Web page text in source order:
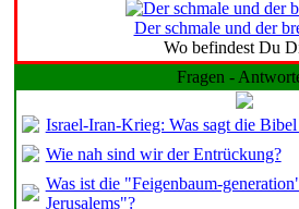
Der schmale und der
Wo befindest Du
Fragen -
Israel-Iran-Krieg: Was sagt die
Wie nah sind wir der Entrückung?
Was ist die "Feigenbaum-
Jerusalems"?